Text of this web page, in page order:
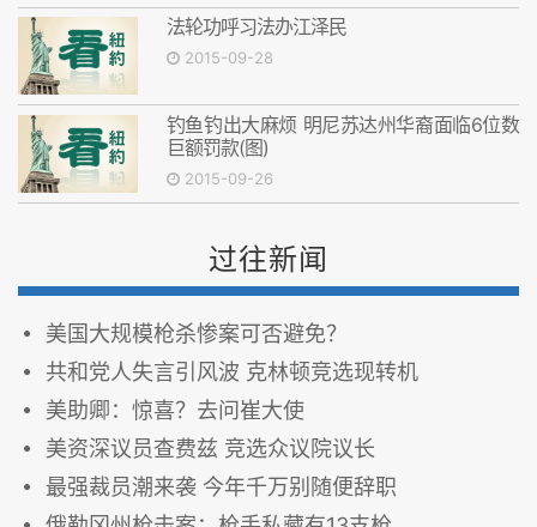
法轮功呼习法办江泽民
2015-09-28
钓鱼钓出大麻烦 明尼苏达州华裔面临6位数
巨额罚款(图)
2015-09-26
过往新闻
美国大规模枪杀惨案可否避免？
共和党人失言引风波 克林顿竞选现转机
美助卿：惊喜？去问崔大使
美资深议员查费兹 竞选众议院议长
最强裁员潮来袭 今年千万别随便辞职